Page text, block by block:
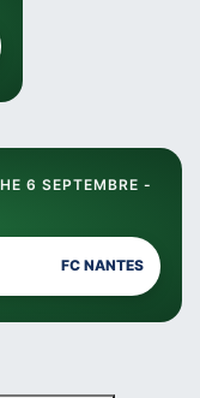
6 SEPTEMBRE -
FC NANTES